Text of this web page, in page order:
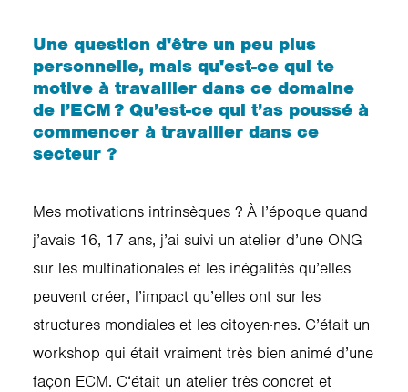
Une question d'être un peu plus
personnelle, mais qu'est-ce qui te
motive à travailler dans ce domaine
de l’ECM ? Qu’est-ce qui t’as poussé à
commencer à travailler dans ce
secteur ?
Mes motivations intrinsèques ? À l’époque quand
j’avais 16, 17 ans, j’ai suivi un atelier d’une ONG
sur les multinationales et les inégalités qu’elles
peuvent créer, l’impact qu’elles ont sur les
structures mondiales et les citoyen·nes. C’était un
workshop qui était vraiment très bien animé d’une
façon ECM. C‘était un atelier très concret et